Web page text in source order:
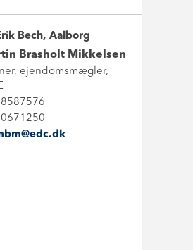
Bech, Aalborg
Brasholt Mikkelsen
ejendomsmægler,